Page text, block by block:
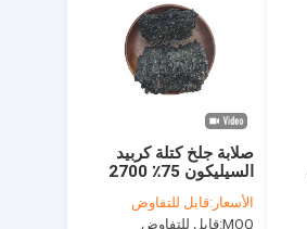
صلابة جلخ كتلة كربيد
السيليكون 75٪ 2700
درجة مقاومة للحرارة
الأسعار:قابل للتفاوض
MOQ: قابل للتفاوض